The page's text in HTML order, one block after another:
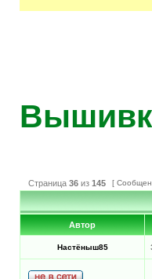
Страница 36 из 145 [
Автор
Настёныш85